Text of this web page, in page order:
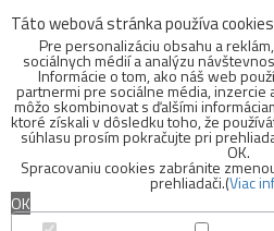
Kontakty
objednavky@bytovytextil.sk
mobil: 0910 942 979
Adresa Skladu:
Bytový textil - DOMINIK s.r.o.
919 42 Voderady
Táto webová stránka používa cookies
Pre personalizáciu obsahu a
sociálnych médií a analýzu
Informácie o tom, ako náš web
partnermi pre sociálne média, inzercie
môžo skombinovat s ďalšími
ktoré získali v dôsledku toho, že
súhlasu prosím pokračujte pri
OK.
Spracovaniu cookies zabránite
prehliadači.(Viac
OK